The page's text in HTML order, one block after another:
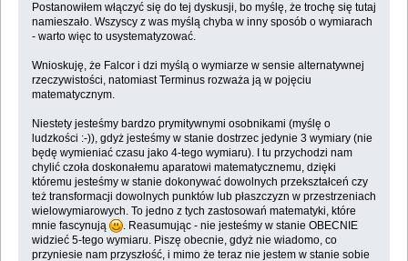
Postanowiłem włączyć się do tej dyskusji, bo myślę, że trochę się tutaj
namieszało. Wszyscy z was myślą chyba w inny sposób o wymiarach
- warto więc to usystematyzować.
Wnioskuję, że Falcor i dzi myślą o wymiarze w sensie alternatywnej
rzeczywistości, natomiast Terminus rozważa ją w pojęciu
matematycznym.
Niestety jesteśmy bardzo prymitywnymi osobnikami (myślę o
ludzkości :-)), gdyż jesteśmy w stanie dostrzec jedynie 3 wymiary (nie
będę wymieniać czasu jako 4-tego wymiaru). I tu przychodzi nam
chylić czoła doskonałemu aparatowi matematycznemu, dzięki
któremu jesteśmy w stanie dokonywać dowolnych przekształceń czy
też transformacji dowolnych punktów lub płaszczyzn w przestrzeniach
wielowymiarowych. To jedno z tych zastosowań matematyki, które
mnie fascynują
. Reasumując - nie jesteśmy w stanie OBECNIE
widzieć 5-tego wymiaru. Piszę obecnie, gdyż nie wiadomo, co
przyniesie nam przyszłość, i mimo że teraz nie jestem w stanie sobie